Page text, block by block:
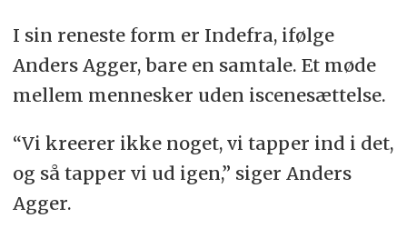
I sin reneste form er Indefra, ifølge
Anders Agger, bare en samtale. Et møde
mellem mennesker uden iscenesættelse.
“Vi kreerer ikke noget, vi tapper ind i det,
og så tapper vi ud igen,” siger Anders
Agger.